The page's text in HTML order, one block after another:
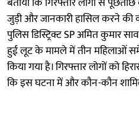
जुड़ी और जानकारी हासिल करने की
पुलिस डिस्ट्रिक्ट SP अमित कुमार
हुई लूट के मामले में तीन महिलाओं
किया गया है। गिरफ्तार लोगों को
कि इस घटना में और कौन-कौन